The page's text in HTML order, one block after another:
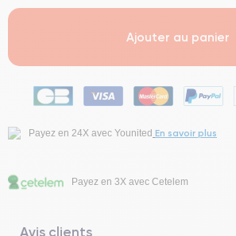
Ajouter au panier
Payez en 24X avec Younited En savoir plus
Payez en 3X avec Cetelem
Avis clients